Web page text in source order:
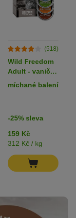
(518)
Wild Freedom
Adult - vaničky
6 x 85 g
míchané balení
-25% sleva
159 Kč
312 Kč / kg